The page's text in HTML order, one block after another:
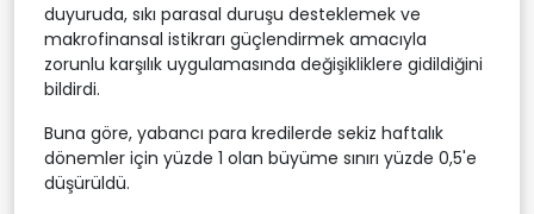
duyuruda, sıkı parasal duruşu desteklemek ve
makrofinansal istikrarı güçlendirmek amacıyla
zorunlu karşılık uygulamasında değişikliklere gidildiğini
bildirdi.
Buna göre, yabancı para kredilerde sekiz haftalık
dönemler için yüzde 1 olan büyüme sınırı yüzde 0,5'e
düşürüldü.